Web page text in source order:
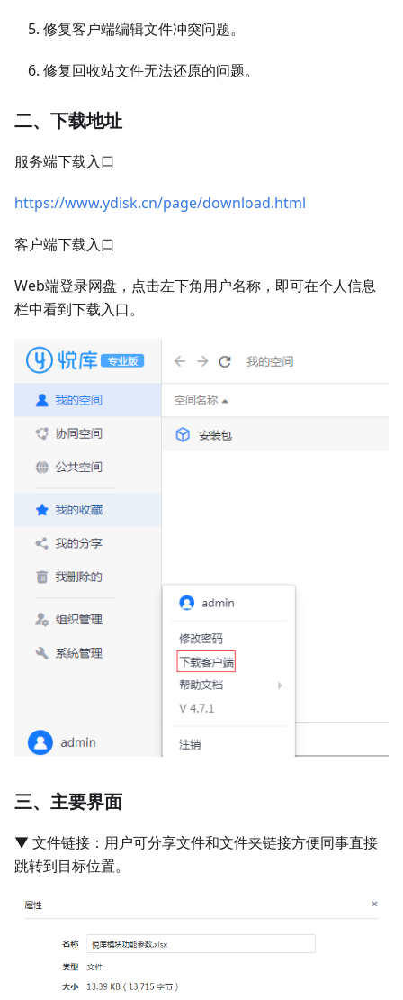
修复客户端编辑文件冲突问题。
修复回收站文件无法还原的问题。
二、下载地址
服务端下载入口
https://www.ydisk.cn/page/download.html
客户端下载入口
Web端登录网盘，点击左下角用户名称，即可在个人信息
栏中看到下载入口。
三、主要界面
▼ 文件链接：用户可分享文件和文件夹链接方便同事直接
跳转到目标位置。